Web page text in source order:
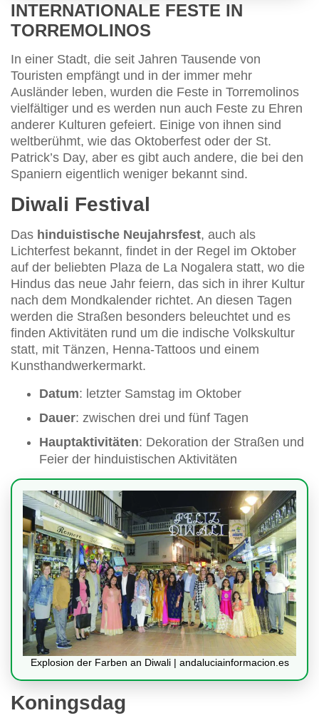
INTERNATIONALE FESTE IN
TORREMOLINOS
In einer Stadt, die seit Jahren Tausende von
Touristen empfängt und in der immer mehr
Ausländer leben, wurden die Feste in Torremolinos
vielfältiger und es werden nun auch Feste zu Ehren
anderer Kulturen gefeiert. Einige von ihnen sind
weltberühmt, wie das Oktoberfest oder der St.
Patrick’s Day, aber es gibt auch andere, die bei den
Spaniern eigentlich weniger bekannt sind.
Diwali Festival
Das hinduistische Neujahrsfest, auch als
Lichterfest bekannt, findet in der Regel im Oktober
auf der beliebten Plaza de La Nogalera statt, wo die
Hindus das neue Jahr feiern, das sich in ihrer Kultur
nach dem Mondkalender richtet. An diesen Tagen
werden die Straßen besonders beleuchtet und es
finden Aktivitäten rund um die indische Volkskultur
statt, mit Tänzen, Henna-Tattoos und einem
Kunsthandwerkermarkt.
Datum: letzter Samstag im Oktober
Dauer: zwischen drei und fünf Tagen
Hauptaktivitäten: Dekoration der Straßen und
Feier der hinduistischen Aktivitäten
Explosion der Farben an Diwali | andaluciainformacion.es
Koningsdag